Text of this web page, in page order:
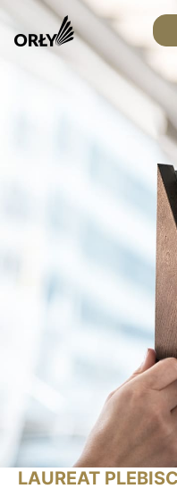
LAUREAT